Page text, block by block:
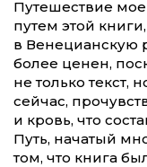
Путешествие
путем этой
в Венецианскую
более ценен,
не только текст,
сейчас,
и кровь, что
Путь, начатый
том, что книга